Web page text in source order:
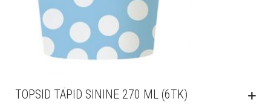
TOPSID TÄPID SININE 270 ML (6TK)